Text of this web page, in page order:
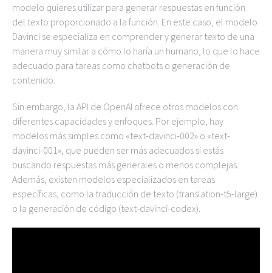
modelo quieres utilizar para generar respuestas en función
del texto proporcionado a la función. En este caso, el modelo
Davinci se especializa en comprender y generar texto de una
manera muy similar a cómo lo haría un humano, lo que lo hace
adecuado para tareas como chatbots o generación de
contenido.
Sin embargo, la API de OpenAI ofrece otros modelos con
diferentes capacidades y enfoques. Por ejemplo, hay
modelos más simples como «text-davinci-002» o «text-
davinci-001», que pueden ser más adecuados si estás
buscando respuestas más generales o menos complejas.
Además, existen modelos especializados en tareas
específicas, como la traducción de texto (translation-t5-large)
o la generación de código (text-davinci-codex).